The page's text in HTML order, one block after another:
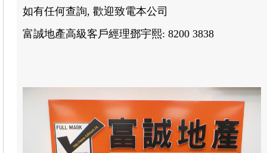
如有任何查詢, 歡迎致電本公司
富誠地產高級客戶經理鄧宇熙: 8200 3838